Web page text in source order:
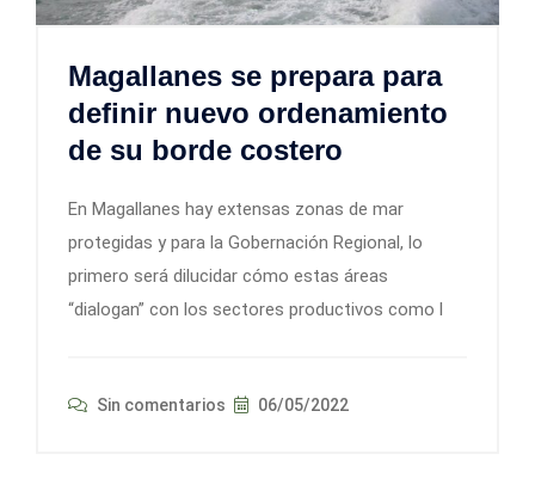
Magallanes se prepara para
definir nuevo ordenamiento
de su borde costero
En Magallanes hay extensas zonas de mar
protegidas y para la Gobernación Regional, lo
primero será dilucidar cómo estas áreas
“dialogan” con los sectores productivos como l
Sin comentarios 06/05/2022